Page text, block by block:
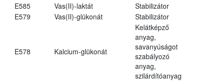
E585 Vas(II)-laktát
Stabilizátor
E579
Vas(II)-glükonát Stabilizátor
E578 Kalcium-glükonát
Kelátképző
anyag,
savanyúságot
szabályozó
anyag,
szilárdítóanyag